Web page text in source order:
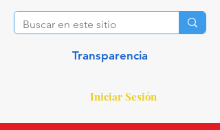
Transparencia
Iniciar Sesión